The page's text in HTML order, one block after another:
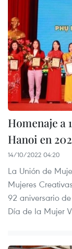
Homenaje a
Hanoi en
14/10/2022 04:20
La Unión de
Mujeres
92 aniversario
Día de la Mujer